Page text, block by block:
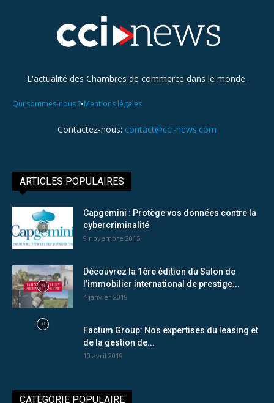
L'actualité des Chambres de commerce dans le monde.
Qui sommes-nous ?•Mentions légales
Contactez-nous: contact@cci-news.com
ARTICLES POPULAIRES
Capgemini : Protège vos données contre la
cybercriminalité
9 novembre 2015
Découvrez la 1ère édition du Salon de
l’immobilier international de prestige...
4 janvier 2019
Factum Group: Nos expertises du leasing et
de la gestion de...
10 avril 2019
CATÉGORIE POPULAIRE